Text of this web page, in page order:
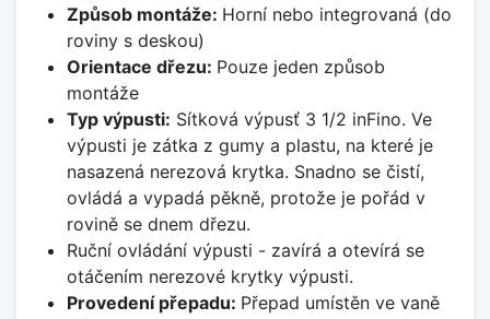
Způsob montáže: Horní nebo integrovaná (do
roviny s deskou)
Orientace dřezu: Pouze jeden způsob
montáže
Typ výpusti: Sítková výpusť 3 1/2 inFino. Ve
výpusti je zátka z gumy a plastu, na které je
nasazená nerezová krytka. Snadno se čistí,
ovládá a vypadá pěkně, protože je pořád v
rovině se dnem dřezu.
Ruční ovládání výpusti - zavírá a otevírá se
otáčením nerezové krytky výpusti.
Provedení přepadu: Přepad umístěn ve vaně